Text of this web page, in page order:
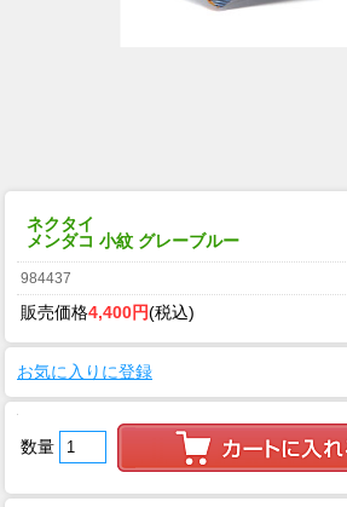
ネクタイ
メンダコ 小紋 グレーブルー
984437
販売価格4,400円(税込)
お気に入りに登録
数量